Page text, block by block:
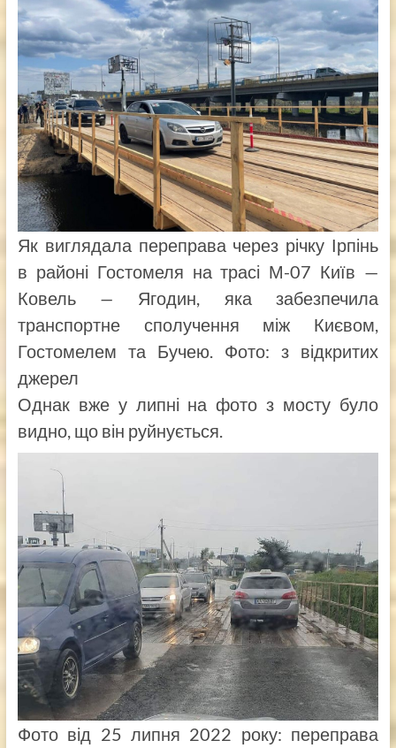
Як виглядала переправа через річку Ірпінь
в районі Гостомеля на трасі М-07 Київ —
Ковель — Ягодин, яка забезпечила
транспортне сполучення між Києвом,
Гостомелем та Бучею. Фото: з відкритих
джерел
Однак вже у липні на фото з мосту було
видно, що він руйнується.
Фото від 25 липня 2022 року: переправа